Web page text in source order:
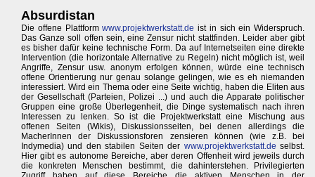
Absurdistan
Die offene Plattformwww.projektwerkstatt.de ist in sich ein Widerspruch.
Das Ganze soll offen sein, eine Zensur nicht stattfinden. Leider aber gibt
es bisher dafür keine technische Form. Da auf Internetseiten eine direkte
Intervention (die horizontale Alternative zu Regeln) nicht möglich ist, weil
Angriffe, Zensur usw. anonym erfolgen können, würde eine technisch
offene Orientierung nur genau solange gelingen, wie es eh niemanden
interessiert. Wird ein Thema oder eine Seite wichtig, haben die Eliten aus
der Gesellschaft (Parteien, Polizei ...) und auch die Apparate politischer
Gruppen eine große Überlegenheit, die Dinge systematisch nach ihren
Interessen zu lenken. So ist die Projektwerkstatt eine Mischung aus
offenen Seiten (Wikis), Diskussionsseiten, bei denen allerdings die
MacherInnen der Diskussionsforen zensieren können (wie z.B. bei
Indymedia) und den stabilen Seiten der www.projektwerkstatt.de selbst.
Hier gibt es autonome Bereiche, aber deren Offenheit wird jeweils durch
die konkreten Menschen bestimmt, die dahinterstehen. Privilegierten